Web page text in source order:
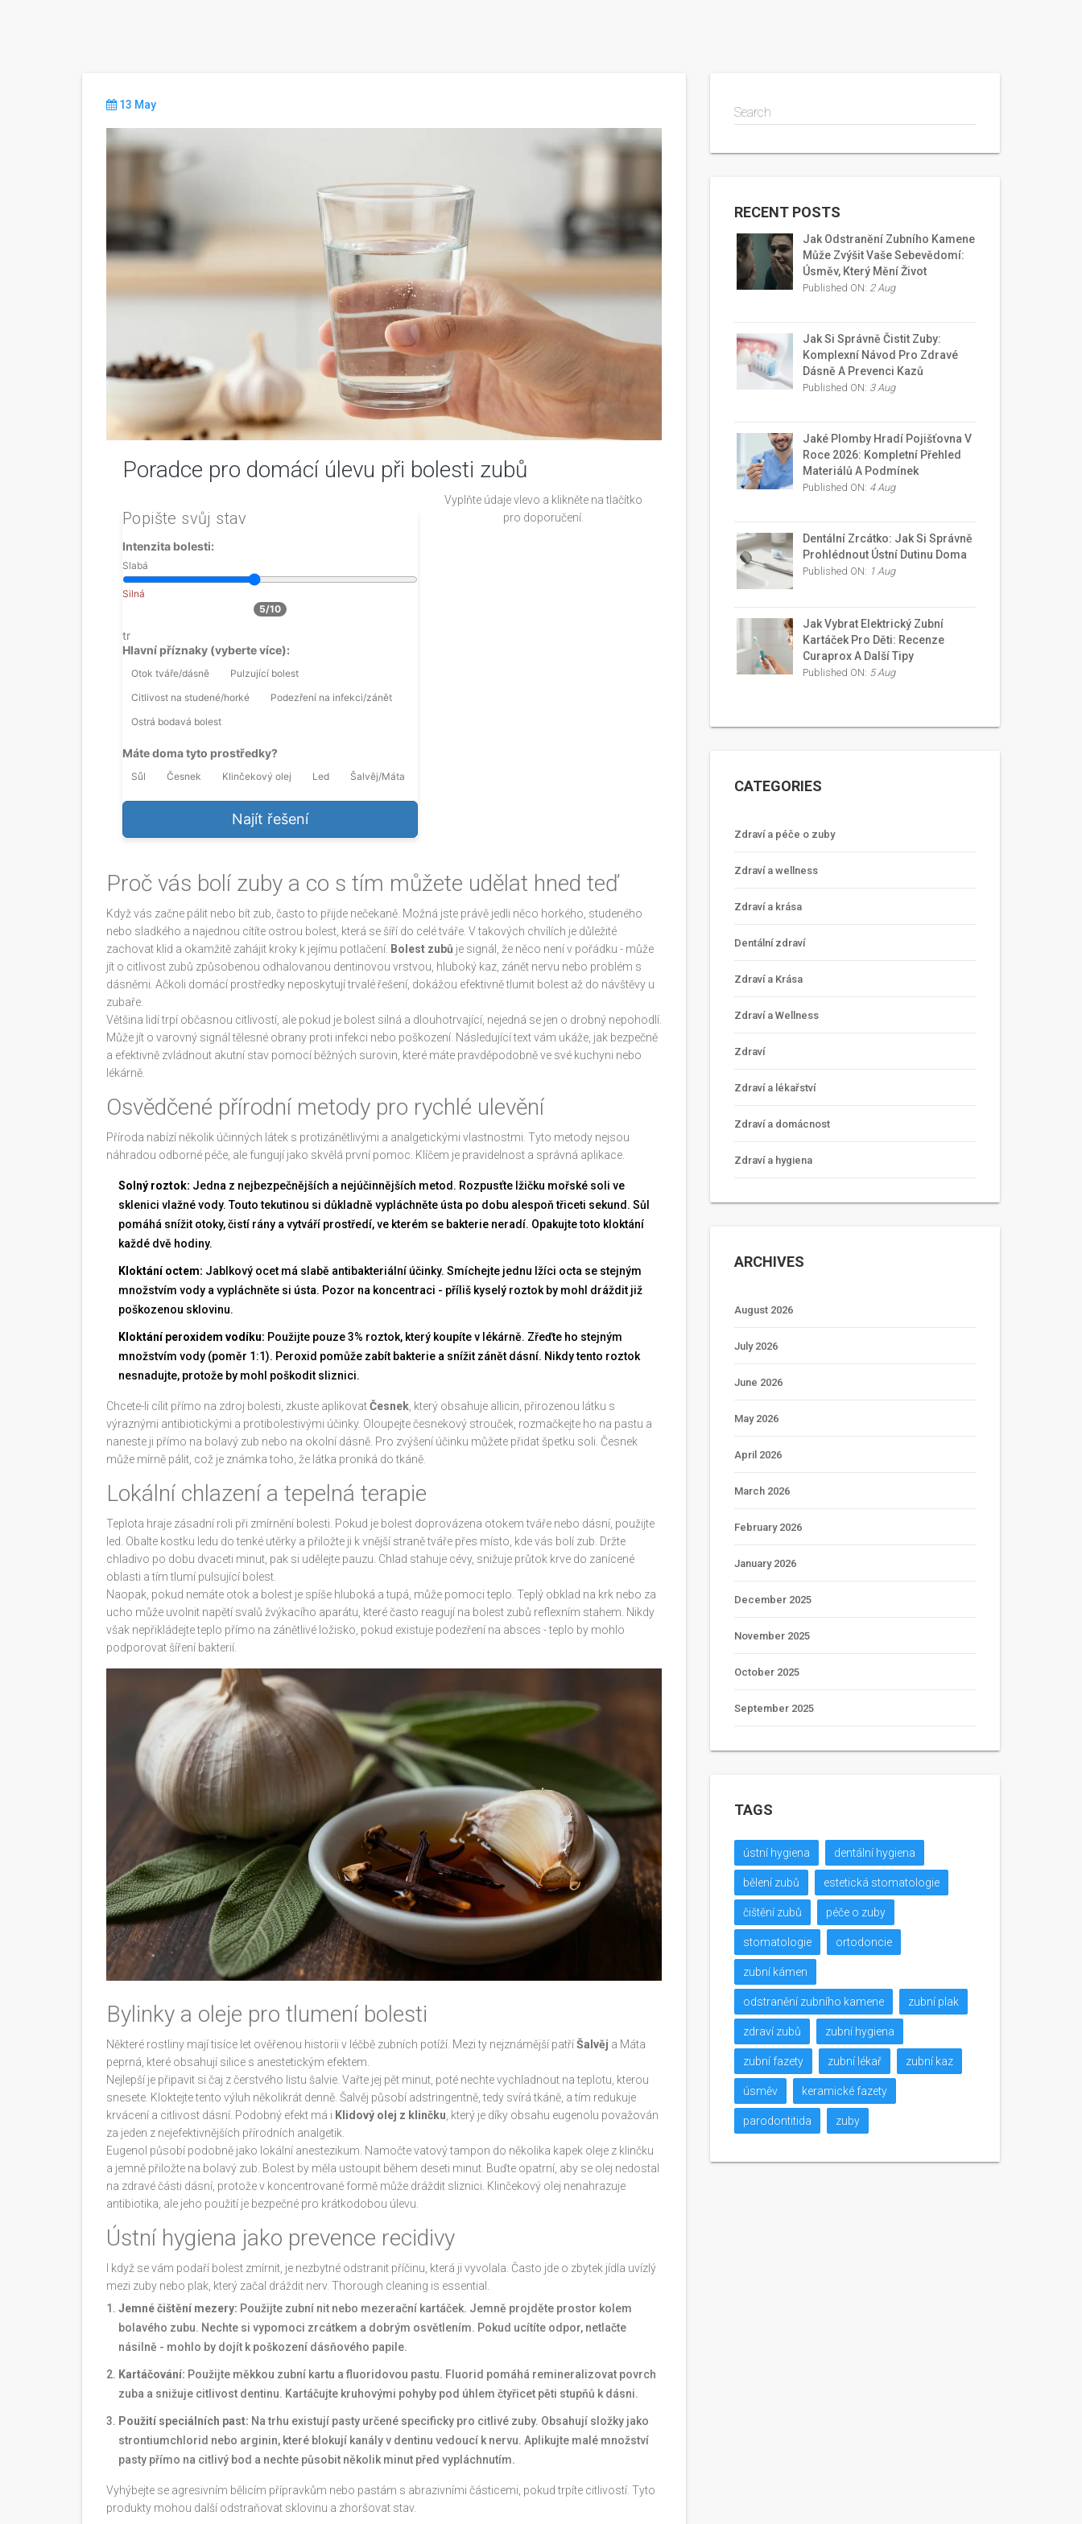
13 May
Poradce pro domácí úlevu při bolesti zubů
Popište svůj stav
Intenzita bolesti:
Slabá
Silná
5/10
tr
Hlavní příznaky (vyberte více):
Otok tváře/dásně
Pulzující bolest
Citlivost na studené/horké
Podezření na infekci/zánět
Ostrá bodavá bolest
Máte doma tyto prostředky?
Sůl Česnek Klinčekový olej Led Šalvěj/Máta
Najít řešení
Vyplňte údaje vlevo a klikněte na tlačítko
pro doporučení.
Proč vás bolí zuby a co s tím můžete udělat hned teď
Když vás začne pálit nebo bít zub, často to přijde nečekaně. Možná jste právě jedli něco horkého, studeného
nebo sladkého a najednou cítíte ostrou bolest, která se šíří do celé tváře. V takových chvílích je důležité
zachovat klid a okamžitě zahájit kroky k jejímu potlačení. Bolest zubů je signál, že něco není v pořádku - může
jít o citlivost zubů způsobenou odhalovanou dentinovou vrstvou, hluboký kaz, zánět nervu nebo problém s
dásněmi. Ačkoli domácí prostředky neposkytují trvalé řešení, dokážou efektivně tlumit bolest až do návštěvy u
zubaře.
Většina lidí trpí občasnou citlivostí, ale pokud je bolest silná a dlouhotrvající, nejedná se jen o drobný nepohodlí.
Může jít o varovný signál tělesné obrany proti infekci nebo poškození. Následující text vám ukáže, jak bezpečně
a efektivně zvládnout akutní stav pomocí běžných surovin, které máte pravděpodobně ve své kuchyni nebo
lékárně.
Osvědčené přírodní metody pro rychlé ulevění
Příroda nabízí několik účinných látek s protizánětlivými a analgetickými vlastnostmi. Tyto metody nejsou
náhradou odborné péče, ale fungují jako skvělá první pomoc. Klíčem je pravidelnost a správná aplikace.
Solný roztok: Jedna z nejbezpečnějších a nejúčinnějších metod. Rozpusťte lžičku mořské soli ve
sklenici vlažné vody. Touto tekutinou si důkladně vypláchněte ústa po dobu alespoň třiceti sekund. Sůl
pomáhá snížit otoky, čistí rány a vytváří prostředí, ve kterém se bakterie neradí. Opakujte toto kloktání
každé dvě hodiny.
Kloktání octem: Jablkový ocet má slabě antibakteriální účinky. Smíchejte jednu lžíci octa se stejným
množstvím vody a vypláchněte si ústa. Pozor na koncentraci - příliš kyselý roztok by mohl dráždit již
poškozenou sklovinu.
Kloktání peroxidem vodíku: Použijte pouze 3% roztok, který koupíte v lékárně. Zřeďte ho stejným
množstvím vody (poměr 1:1). Peroxid pomůže zabít bakterie a snížit zánět dásní. Nikdy tento roztok
nesnadujte, protože by mohl poškodit sliznici.
Chcete-li cílit přímo na zdroj bolesti, zkuste aplikovatČesnek, který obsahuje allicin, přirozenou látku s
výraznými antibiotickými a protibolestivými účinky. Oloupejte česnekový strouček, rozmačkejte ho na pastu a
naneste ji přímo na bolavý zub nebo na okolní dásně. Pro zvýšení účinku můžete přidat špetku soli. Česnek
může mírně pálit, což je známka toho, že látka proniká do tkáně.
Lokální chlazení a tepelná terapie
Teplota hraje zásadní roli při zmírnění bolesti. Pokud je bolest doprovázena otokem tváře nebo dásní, použijte
led. Obalte kostku ledu do tenké utěrky a přiložte ji k vnější straně tváře přes místo, kde vás bolí zub. Držte
chladivo po dobu dvaceti minut, pak si udělejte pauzu. Chlad stahuje cévy, snižuje průtok krve do zanícené
oblasti a tím tlumí pulsující bolest.
Naopak, pokud nemáte otok a bolest je spíše hluboká a tupá, může pomoci teplo. Teplý obklad na krk nebo za
ucho může uvolnit napětí svalů žvýkacího aparátu, které často reagují na bolest zubů reflexním stahem. Nikdy
však nepřikládejte teplo přímo na zánětlivé ložisko, pokud existuje podezření na absces - teplo by mohlo
podporovat šíření bakterií.
Bylinky a oleje pro tlumení bolesti
Některé rostliny mají tisíce let ověřenou historii v léčbě zubních potíží. Mezi ty nejznámější patříŠalvěj a Máta
peprná, které obsahují silice s anestetickým efektem.
Nejlepší je připavit si čaj z čerstvého listu šalvie. Vařte jej pět minut, poté nechte vychladnout na teplotu, kterou
snesete. Kloktejte tento výluh několikrát denně. Šalvěj působí adstringentně, tedy svírá tkáně, a tím redukuje
krvácení a citlivost dásní. Podobný efekt má i Klidový olej z klinčku, který je díky obsahu eugenolu považován
za jeden z nejefektivnějších přírodních analgetik.
Eugenol působí podobně jako lokální anestezikum. Namočte vatový tampon do několika kapek oleje z klinčku
a jemně přiložte na bolavý zub. Bolest by měla ustoupit během deseti minut. Buďte opatrní, aby se olej nedostal
na zdravé části dásní, protože v koncentrované formě může dráždit sliznici. Klinčekový olej nenahrazuje
antibiotika, ale jeho použití je bezpečné pro krátkodobou úlevu.
Ústní hygiena jako prevence recidivy
I když se vám podaří bolest zmírnit, je nezbytné odstranit příčinu, která ji vyvolala. Často jde o zbytek jídla uvízlý
mezi zuby nebo plak, který začal dráždit nerv. Thorough cleaning is essential.
Jemné čištění mezery: Použijte zubní nit nebo mezerační kartáček. Jemně projděte prostor kolem
bolavého zubu. Nechte si vypomoci zrcátkem a dobrým osvětlením. Pokud ucítíte odpor, netlačte
násilně - mohlo by dojít k poškození dásňového papile.
Kartáčování: Použijte měkkou zubní kartu a fluoridovou pastu. Fluorid pomáhá remineralizovat povrch
zuba a snižuje citlivost dentinu. Kartáčujte kruhovými pohyby pod úhlem čtyřicet pěti stupňů k dásni.
Použití speciálních past: Na trhu existují pasty určené specificky pro citlivé zuby. Obsahují složky jako
strontiumchlorid nebo arginin, které blokují kanály v dentinu vedoucí k nervu. Aplikujte malé množství
pasty přímo na citlivý bod a nechte působit několik minut před vypláchnutím.
Vyhýbejte se agresivním bělicím přípravkům nebo pastám s abrazivními částicemi, pokud trpíte citlivostí. Tyto
produkty mohou další odstraňovat sklovinu a zhoršovat stav.
Search
RECENT POSTS
Jak Odstranění Zubního Kamene
Může Zvýšit Vaše Sebevědomí:
Úsměv, Který Mění Život
Published ON: 2 Aug
Jak Si Správně Čistit Zuby:
Komplexní Návod Pro Zdravé
Dásně A Prevenci Kazů
Published ON: 3 Aug
Jaké Plomby Hradí Pojišťovna V
Roce 2026: Kompletní Přehled
Materiálů A Podmínek
Published ON: 4 Aug
Dentální Zrcátko: Jak Si Správně
Prohlédnout Ústní Dutinu Doma
Published ON: 1 Aug
Jak Vybrat Elektrický Zubní
Kartáček Pro Děti: Recenze
Curaprox A Další Tipy
Published ON: 5 Aug
CATEGORIES
Zdraví a péče o zuby
Zdraví a wellness
Zdraví a krása
Dentální zdraví
Zdraví a Krása
Zdraví a Wellness
Zdraví
Zdraví a lékařství
Zdraví a domácnost
Zdraví a hygiena
ARCHIVES
August 2026
July 2026
June 2026
May 2026
April 2026
March 2026
February 2026
January 2026
December 2025
November 2025
October 2025
September 2025
TAGS
ústní hygiena dentální hygiena
bělení zubů estetická stomatologie
čištění zubů péče o zuby
stomatologie ortodoncie
zubní kámen
odstranění zubního kamene zubní plak
zdraví zubů zubní hygiena
zubní fazety zubní lékař zubní kaz
úsměv keramické fazety
parodontitida zuby